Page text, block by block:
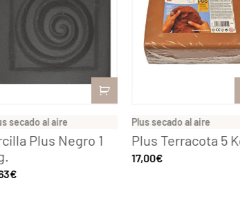
al aire
Negro 1
Plus secado al aire
Plus Terracota 5 Kg